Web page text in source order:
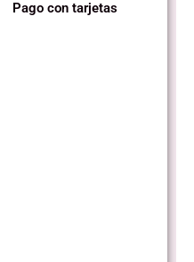
Pago con tarjetas